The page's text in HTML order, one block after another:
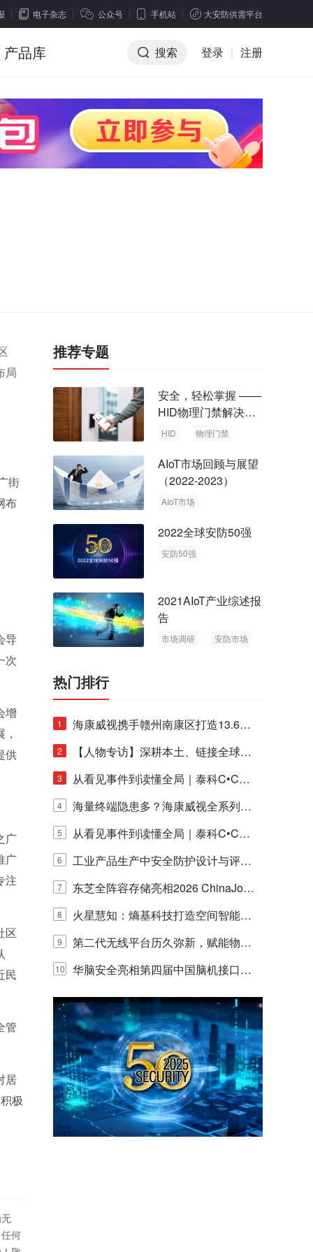
电子杂志 公众号 手机站 大安防供需平台
产品库 搜索 登录 | 注册
局
街
布
导
次
增
供
广
广
注
区
民
管
居
极
何
推荐专题
安全，轻松掌握 ——
HID物理门禁解决方
案，启动智慧安全新
HID 物理门禁
AIoT市场回顾与展望
（2022-2023）
AIoT市场
2022全球安防50强
安防50强
2021AIoT产业综述报
告
市场调研
安防市场
热门排行
1
海康威视携手赣州南康区打造13.6公
里绿波网
2
【人物专访】深耕本土、链接全球：
泰科安防设备张宁解码中国安防出海
新范式
3
从看见事件到读懂全局｜泰科C•CUR
E IQ 3.20开启安防运营智能新时代
4
海量终端隐患多？海康威视全系列物
联安全产品，四层守护更放心！
5
从看见事件到读懂全局｜泰科C•CUR
E IQ 3.20开启安防运营智能新时代
6
工业产品生产中安全防护设计与评估
的实践与探讨
7
东芝全阵容存储亮相2026 ChinaJo
y，以海量数据底座赋能“与AI同游”新
体验
8
火星慧知：熵基科技打造空间智能时
代的认知中枢
9
第二代无线平台历久弥新，赋能物联
网创新迭代
10
华脑安全亮相第四届中国脑机接口大
赛 工业安全脑机接口技术赢行业顶级
专家关注